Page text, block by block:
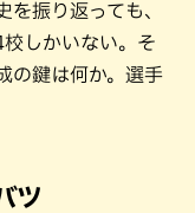
振り返っても、
しかいない。そ
の鍵は何か。選手
ツ